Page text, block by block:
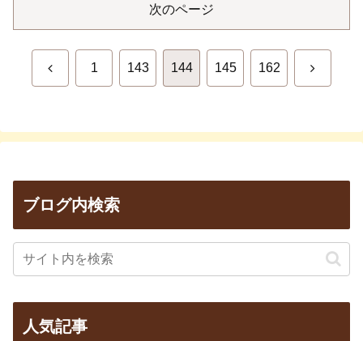
次のページ
前 1 143 144 145 162 次
ブログ内検索
人気記事